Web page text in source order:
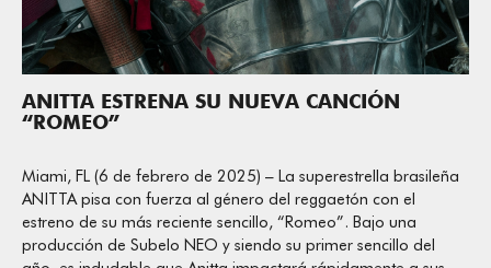
ANITTA ESTRENA SU NUEVA CANCIÓN
“ROMEO”
Miami, FL (6 de febrero de 2025) – La superestrella brasileña
ANITTA pisa con fuerza al género del reggaetón con el
estreno de su más reciente sencillo, “Romeo”. Bajo una
producción de Subelo NEO y siendo su primer sencillo del